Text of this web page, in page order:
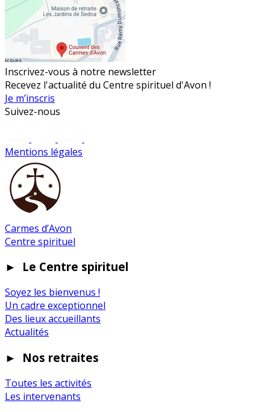
Inscrivez-vous à notre newsletter
Recevez l'actualité du Centre spirituel d'Avon !
Je m’inscris
Suivez-nous
Mentions légales
Carmes d’Avon
Centre spirituel
► Le Centre spirituel
Soyez les bienvenus !
Un cadre exceptionnel
Des lieux accueillants
Actualités
► Nos retraites
Toutes les activités
Les intervenants